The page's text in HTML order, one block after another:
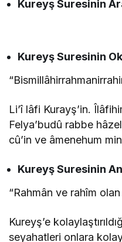
Kureyş Suresinin
Kureyş Suresinin
Li’î lâfi Kurayş’in.
Felya’budû rabbe
cû’in ve âmenehum
Kureyş Suresinin
“Rahmân ve rahîm olan
Kureyş’e
seyahatleri onlara